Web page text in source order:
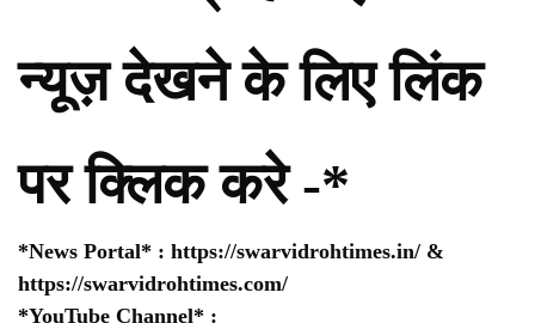
न्यूज़ देखने के लिए लिंक
पर क्लिक करे -*
*News Portal* : https://swarvidrohtimes.in/ &
https://swarvidrohtimes.com/
*YouTube Channel* :